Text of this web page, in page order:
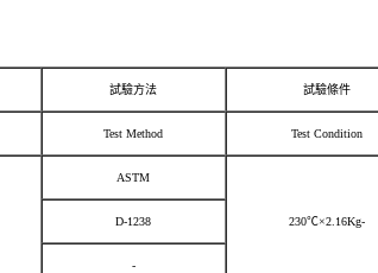
試驗方法
試驗條件
Test Method Test Condition
ASTM
230℃×2.16Kg-
D-1238
-